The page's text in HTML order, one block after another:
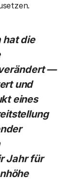
hat die
—
und
eines
Jahr für